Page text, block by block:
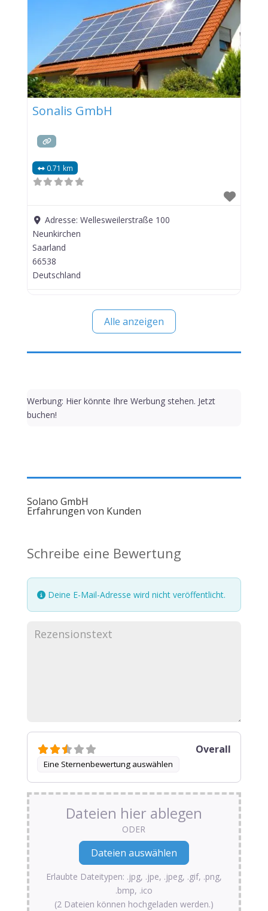
Sonalis GmbH
0.71 km
Adresse:Wellesweilerstraße 100
Neunkirchen
Saarland
66538
Deutschland
Alle anzeigen
Werbung: Hier könnte Ihre Werbung stehen. Jetzt
buchen!
Solano GmbH
Erfahrungen von Kunden
Schreibe eine Bewertung
Deine E-Mail-Adresse wird nicht veröffentlicht.
Eine Sternenbewertung auswählen
Overall
Dateien hier ablegen
ODER
Erlaubte Dateitypen: .jpg, .jpe, .jpeg, .gif, .png,
.bmp, .ico
(2 Dateien können hochgeladen werden.)